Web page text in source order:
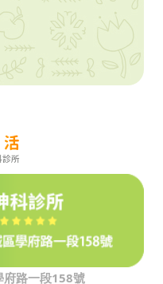
府路一段158號